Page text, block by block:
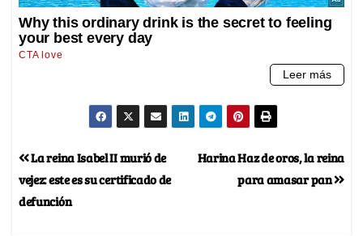
Harina Haz de oros, la reina
para amasar pan
La reina Isabel II murió de
vejez: este es su certificado de
defunción